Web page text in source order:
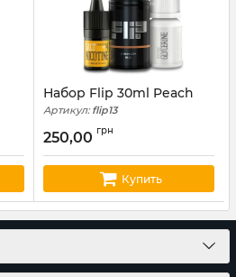
Набор Flip 30ml Peach
Артикул:flip13
250,00 грн
Купить